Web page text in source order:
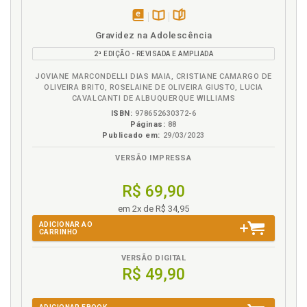
Guarda alternada. Diferenças entre guarda
alternada e guarda compartilhada, p. 171
Guarda compartilhada, p. 127
p. 213
Guarda compartilhada. Aplicabilidade da nas
questões judiciais de família, p. 187
Guarda compartilhada. Aspectos jurídicos e
Guarda compartilhada. Atendimento psicológico
Guarda Compartilhada. Conceito, p. 141
Guarda compartilhada. Diferenças entre guarda
alternada e guarda compartilhada, p. 171
Guarda compartilhada. Entraves à guarda
compartilhada: a Síndrome de Alienação Parental
(SAP), as falsas memórias e as acusações de abuso,
Guarda Compartilhada. Introdução. A manutenção
disponível
eBook
Disponível
B.V.
páginas
Gravidez na Adolescência
2ª EDIÇÃO - REVISADA E AMPLIADA
JOVIANE MARCONDELLI DIAS MAIA, CRISTIANE CAMARGO DE
OLIVEIRA BRITO, ROSELAINE DE OLIVEIRA GIUSTO, LUCIA
CAVALCANTI DE ALBUQUERQUE WILLIAMS
ISBN: 978652630372-6
Páginas: 88
Publicado em: 29/03/2023
VERSÃO IMPRESSA
R$ 69,90
em 2x de R$ 34,95
ADICIONAR AO
CARRINHO
VERSÃO DIGITAL
R$ 49,90